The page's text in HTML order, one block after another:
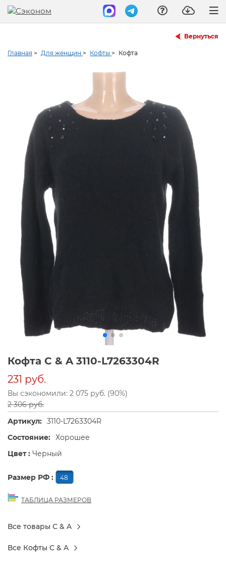
Вернуться
Главная > Для женщин > Кофты > Кофта
Кофта C & A 3110-L7263304R
231 руб.
Вы сэкономили: 2 075 руб. (90%)
2 306 руб.
Артикул: 3110-L7263304R
Состояние: Хорошее
Цвет : Черный
Размер РФ : 48
ТАБЛИЦА РАЗМЕРОВ
Все товары C & A
Все Кофты C & A